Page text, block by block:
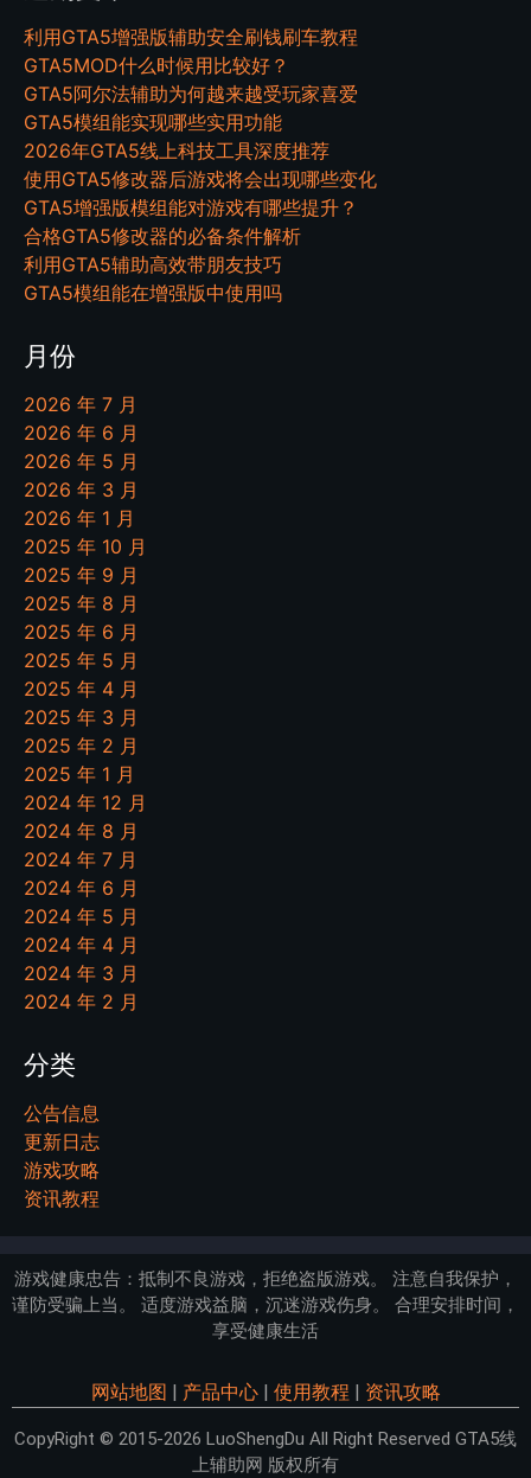
利用GTA5增强版辅助安全刷钱刷车教程
GTA5MOD什么时候用比较好？
GTA5阿尔法辅助为何越来越受玩家喜爱
GTA5模组能实现哪些实用功能
2026年GTA5线上科技工具深度推荐
使用GTA5修改器后游戏将会出现哪些变化
GTA5增强版模组能对游戏有哪些提升？
合格GTA5修改器的必备条件解析
利用GTA5辅助高效带朋友技巧
GTA5模组能在增强版中使用吗
月份
2026 年 7 月
2026 年 6 月
2026 年 5 月
2026 年 3 月
2026 年 1 月
2025 年 10 月
2025 年 9 月
2025 年 8 月
2025 年 6 月
2025 年 5 月
2025 年 4 月
2025 年 3 月
2025 年 2 月
2025 年 1 月
2024 年 12 月
2024 年 8 月
2024 年 7 月
2024 年 6 月
2024 年 5 月
2024 年 4 月
2024 年 3 月
2024 年 2 月
分类
公告信息
更新日志
游戏攻略
资讯教程
游戏健康忠告：抵制不良游戏，拒绝盗版游戏。 注意自我保护，
谨防受骗上当。 适度游戏益脑，沉迷游戏伤身。 合理安排时间，
享受健康生活
网站地图 产品中心| 使用教程 资讯攻略
CopyRight © 2015-2026 LuoShengDu All Right Reserved GTA5线
上辅助网 版权所有